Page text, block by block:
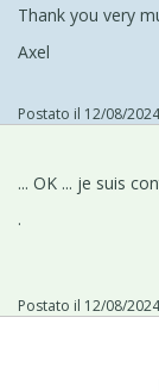
Thank you very
Axel
Postato il 12/08/
... OK ... je suis
.
Postato il 12/08/